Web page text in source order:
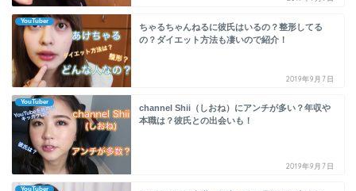
YouTuber
ちゃるちゃんねるに彼氏はいるの？整形してる
の？ダイエット方法も凄いので紹介！
2019年9月7日
YouTuber
channel Shii（しおね）にアンチが多い？年収や
本職は？彼氏との出会いも！
2019年9月7日
YouTuber